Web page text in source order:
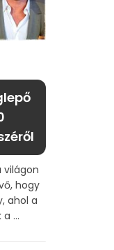
világon
hogy
ahol a
...